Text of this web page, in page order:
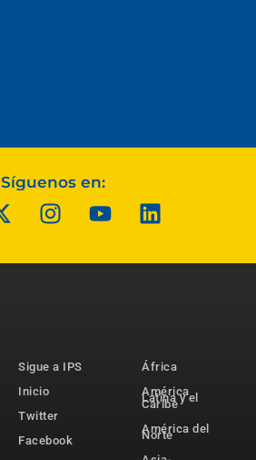
Síguenos en:
Sigue a IPS
Inicio
Twitter
Facebook
África
América
Latina y el
Caribe
América del
Norte